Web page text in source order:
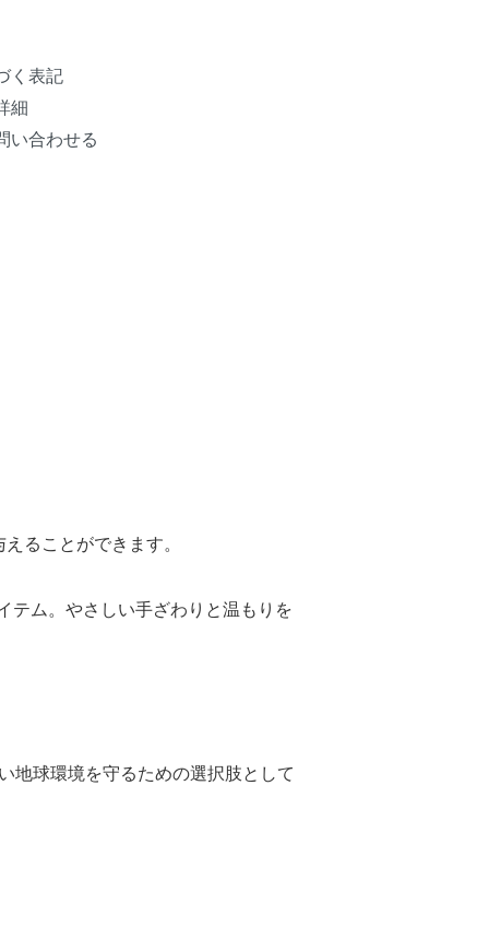
く表記
細
い合わせる
ることができます。
テム。やさしい手ざわりと温もりを
地球環境を守るための選択肢として